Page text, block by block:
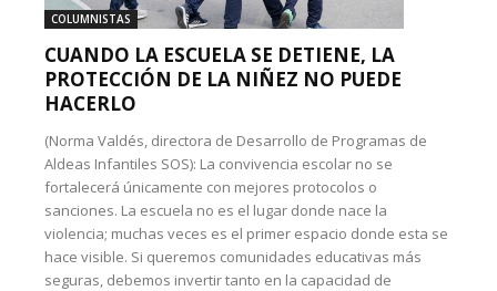
COLUMNISTAS
CUANDO LA ESCUELA SE DETIENE, LA
PROTECCIÓN DE LA NIÑEZ NO PUEDE
HACERLO
(Norma Valdés, directora de Desarrollo de Programas de
Aldeas Infantiles SOS): La convivencia escolar no se
fortalecerá únicamente con mejores protocolos o
sanciones. La escuela no es el lugar donde nace la
violencia; muchas veces es el primer espacio donde esta se
hace visible. Si queremos comunidades educativas más
seguras, debemos invertir tanto en la capacidad de